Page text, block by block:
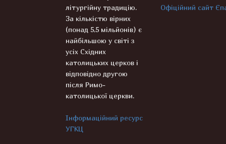
літургійну традицію.
За кількістю вірних
(понад 5,5 мільйонів) є
найбільшою у світі з
усіх Східних
католицьких церков і
відповідно другою
після Римо-
католицької церкви.
Інформаційний ресурс
УГКЦ
Офіційний сайт